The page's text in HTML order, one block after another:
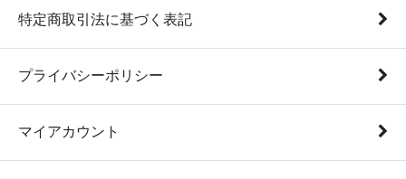
特定商取引法に基づく表記
プライバシーポリシー
マイアカウント